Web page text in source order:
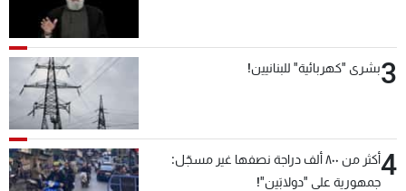
3بشرى "كهربائية" للبنانيين!
4
أكثر من ٨٠٠ ألف دراجة نصفها غير مسجّل:
جمهورية على "دولابَين"!